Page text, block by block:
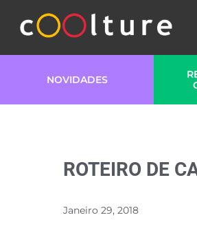
NOVIDADES
ROTEIRO DE
Janeiro 29, 2018